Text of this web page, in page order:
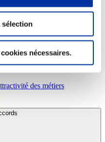
nécessaires.
des métiers